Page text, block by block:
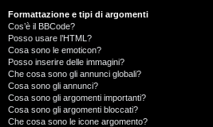
Formattazione e tipi di argomenti
Cos’è il BBCode?
Posso usare l’HTML?
Cosa sono le emoticon?
Posso inserire delle immagini?
Che cosa sono gli annunci globali?
Cosa sono gli annunci?
Cosa sono gli argomenti importanti?
Cosa sono gli argomenti bloccati?
Che cosa sono le icone argomento?